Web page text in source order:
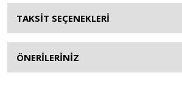
TAKSİT SEÇENEKLERİ
ÖNERİLERİNİZ